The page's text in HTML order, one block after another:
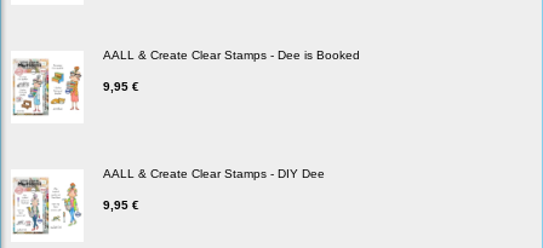
AALL & Create Clear Stamps - Dee is Booked
9,95 €
AALL & Create Clear Stamps - DIY Dee
9,95 €